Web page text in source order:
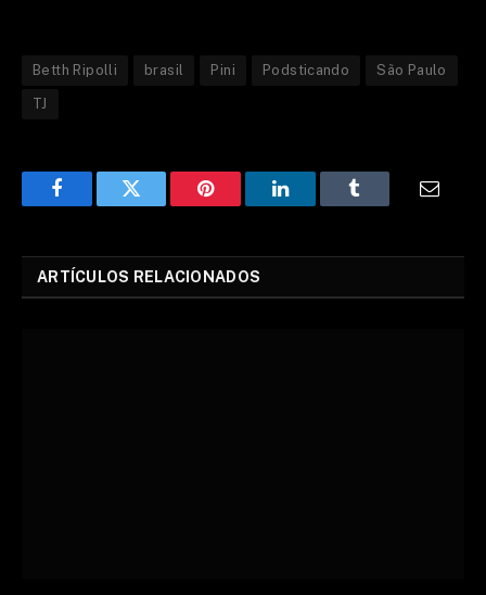
Betth Ripolli brasil Pini Podsticando São Paulo
TJ
FacebookTwitter Pinterest LinkedInTumblr
ARTÍCULOS RELACIONADOS